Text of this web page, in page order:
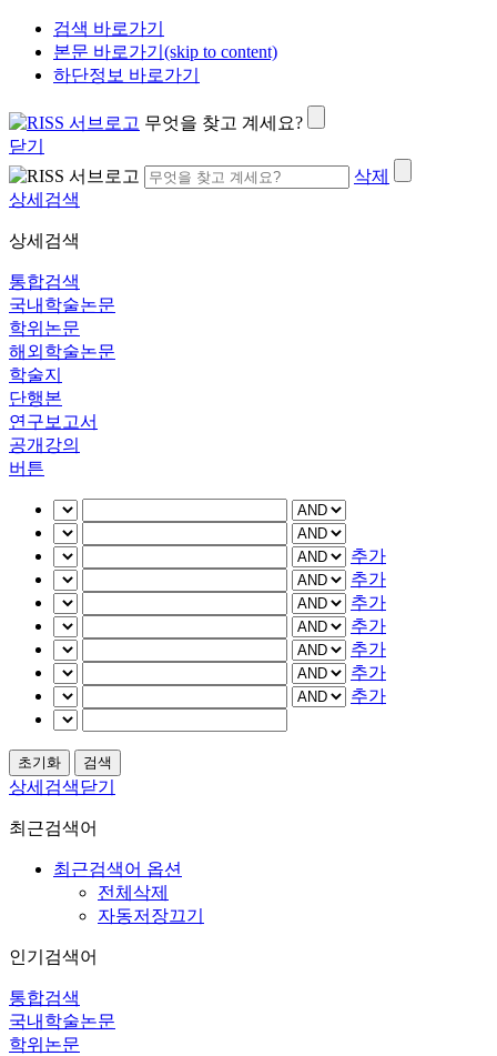
검색 바로가기
본문 바로가기(skip to content)
하단정보 바로가기
무엇을 찾고 계세요?
닫기
삭제
상세검색
상세검색
통합검색
국내학술논문
학위논문
해외학술논문
학술지
단행본
연구보고서
공개강의
버튼
추가
추가
추가
추가
추가
추가
추가
상세검색닫기
최근검색어
최근검색어 옵션
전체삭제
자동저장끄기
인기검색어
통합검색
국내학술논문
학위논문